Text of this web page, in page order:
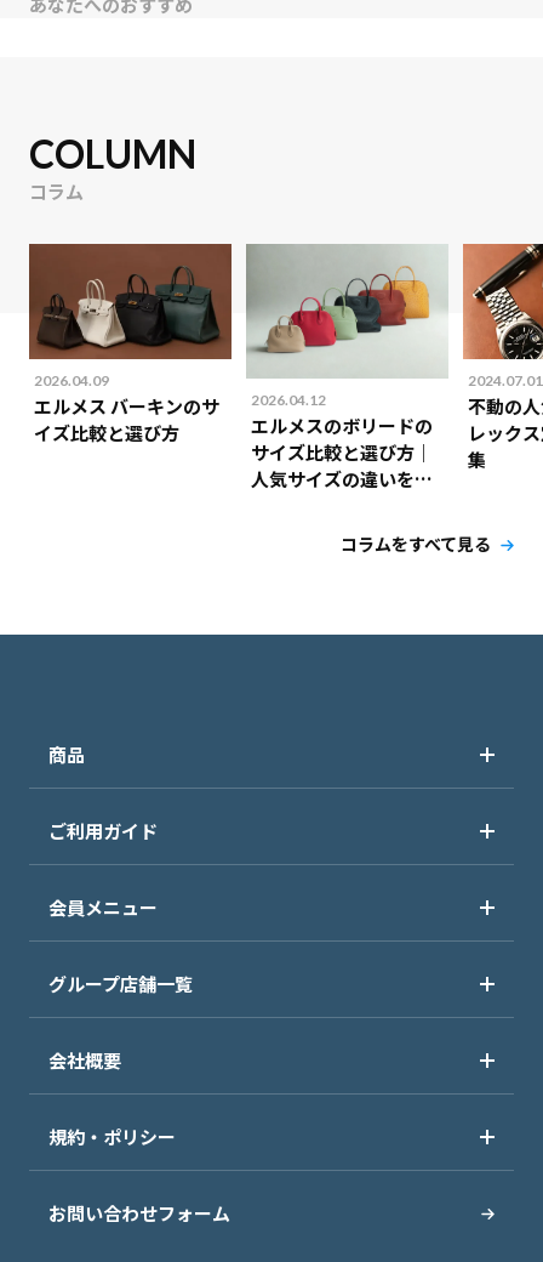
COLUMN
コラム
2026.04.09
エルメス バーキンのサ
イズ比較と選び方
2026.04.12
エルメスのボリードの
サイズ比較と選び方｜
人気サイズの違いを解
2024.07.01
不動の
レック
集
コラムをすべて見る
商品
ご利用ガイド
会員メニュー
グループ店舗一覧
会社概要
規約・ポリシー
お問い合わせフォーム